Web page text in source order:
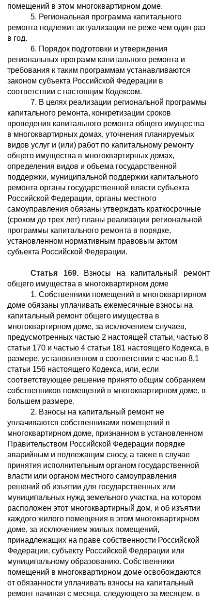
помещений в этом многоквартирном доме.
5. Региональная программа капитального
ремонта подлежит актуализации не реже чем один раз
в год.
6. Порядок подготовки и утверждения
региональных программ капитального ремонта и
требования к таким программам устанавливаются
законом субъекта Российской Федерации в
соответствии с настоящим Кодексом.
7. В целях реализации региональной программы
капитального ремонта, конкретизации сроков
проведения капитального ремонта общего имущества
в многоквартирных домах, уточнения планируемых
видов услуг и (или) работ по капитальному ремонту
общего имущества в многоквартирных домах,
определения видов и объема государственной
поддержки, муниципальной поддержки капитального
ремонта органы государственной власти субъекта
Российской Федерации, органы местного
самоуправления обязаны утверждать краткосрочные
(сроком до трех лет) планы реализации региональной
программы капитального ремонта в порядке,
установленном нормативным правовым актом
субъекта Российской Федерации.
Статья 169.Взносы на капитальный ремонт
общего имущества в многоквартирном доме
1. Собственники помещений в многоквартирном
доме обязаны уплачивать ежемесячные взносы на
капитальный ремонт общего имущества в
многоквартирном доме, за исключением случаев,
предусмотренных частью 2 настоящей статьи, частью 8
статьи 170 и частью 4 статьи 181 настоящего Кодекса, в
размере, установленном в соответствии с частью 8.1
статьи 156 настоящего Кодекса, или, если
соответствующее решение принято общим собранием
собственников помещений в многоквартирном доме, в
большем размере.
2. Взносы на капитальный ремонт не
уплачиваются собственниками помещений в
многоквартирном доме, признанном в установленном
Правительством Российской Федерации порядке
аварийным и подлежащим сносу, а также в случае
принятия исполнительным органом государственной
власти или органом местного самоуправления
решений об изъятии для государственных или
муниципальных нужд земельного участка, на котором
расположен этот многоквартирный дом, и об изъятии
каждого жилого помещения в этом многоквартирном
доме, за исключением жилых помещений,
принадлежащих на праве собственности Российской
Федерации, субъекту Российской Федерации или
муниципальному образованию. Собственники
помещений в многоквартирном доме освобождаются
от обязанности уплачивать взносы на капитальный
ремонт начиная с месяца, следующего за месяцем, в